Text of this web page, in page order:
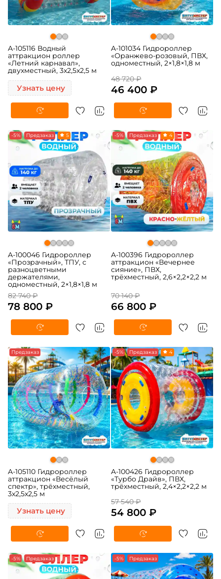
A-105116 Водный
аттракцион роллер
«Летний карнавал»,
двухместный, 3х2,5x2,5 м
Узнать цену
A-101034 Гидророллер
«Оранжево-розовый, ПВХ,
одноместный, 2×1,8×1,8 м
48 720 ₽
46 400 ₽
-5% Предзаказ 5
A-100046 Гидророллер
«Прозрачный», ТПУ, с
разноцветными
держателями,
одноместный, 2×1,8×1,8 м
82 740 ₽
78 800 ₽
-5% Предзаказ 4
A-100396 Гидророллер
аттракцион «Вечернее
сияние», ПВХ,
трёхместный, 2,6×2,2×2,2 м
70 140 ₽
66 800 ₽
Предзаказ
A-105110 Гидророллер
аттракцион «Весёлый
спектр», трёхместный,
3х2,5х2,5 м
Узнать цену
-5% Предзаказ 4
A-100426 Гидророллер
«Турбо Драйв», ПВХ,
трёхместный, 2,4×2,2×2,2 м
57 540 ₽
54 800 ₽
-5% Предзаказ -5% Предзаказ